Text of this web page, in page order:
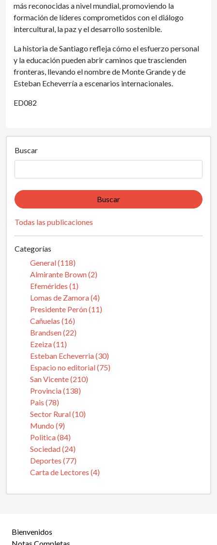
más reconocidas a nivel mundial, promoviendo la
formación de líderes comprometidos con el diálogo
intercultural, la paz y el desarrollo sostenible.
La historia de Santiago refleja cómo el esfuerzo personal
y la educación pueden abrir caminos que trascienden
fronteras, llevando el nombre de Monte Grande y de
Esteban Echeverría a escenarios internacionales.
ED082
Buscar
Buscar
Todas las publicaciones
Categorías
General (118)
Almirante Brown (2)
Efemérides (1)
Lomas de Zamora (4)
Presidente Perón (11)
Cañuelas (16)
Brandsen (22)
Ezeiza (11)
Esteban Echeverria (30)
Espacio no editorial (75)
San Vicente (210)
Provincia (138)
Pais (78)
Sector Rural (10)
Mundo (9)
Politica (84)
Sociedad (24)
Deportes (77)
Carta de Lectores (4)
Bienvenidos
Notas Completas